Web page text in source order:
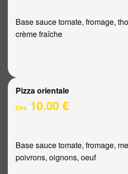
Base sauce tomate, fromage,
crème fraîche
Pizza orientale
Dès 10.00 €
Base sauce tomate, fromage,
poivrons, oignons, oeuf